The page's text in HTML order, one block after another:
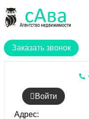
основному
Заказать звонок
Войти
Адрес: